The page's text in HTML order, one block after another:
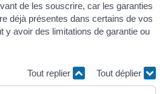
de les souscrire, car les garanties
déjà présentes dans certains de vos
y avoir des limitations de garantie ou
Tout replier Tout déplier